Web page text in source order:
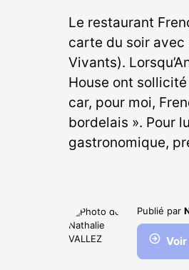
Le restaurant
carte du soir avec
Vivants).
House ont
car, pour moi,
bordelais ». Pour
gastronomique,
Publié par